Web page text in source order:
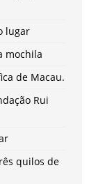
lugar
mochila
de Macau.
Rui
quilos de